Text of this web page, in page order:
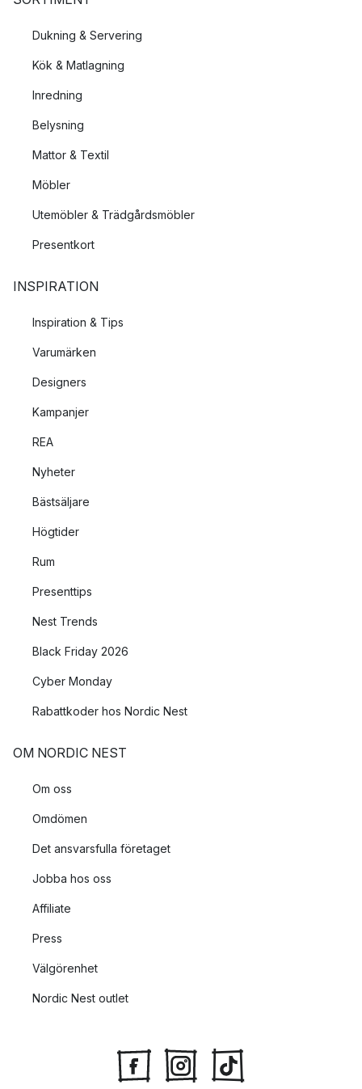
Dukning & Servering
Kök & Matlagning
Inredning
Belysning
Mattor & Textil
Möbler
Utemöbler & Trädgårdsmöbler
Presentkort
INSPIRATION
Inspiration & Tips
Varumärken
Designers
Kampanjer
REA
Nyheter
Bästsäljare
Högtider
Rum
Presenttips
Nest Trends
Black Friday 2026
Cyber Monday
Rabattkoder hos Nordic Nest
OM NORDIC NEST
Om oss
Omdömen
Det ansvarsfulla företaget
Jobba hos oss
Affiliate
Press
Välgörenhet
Nordic Nest outlet